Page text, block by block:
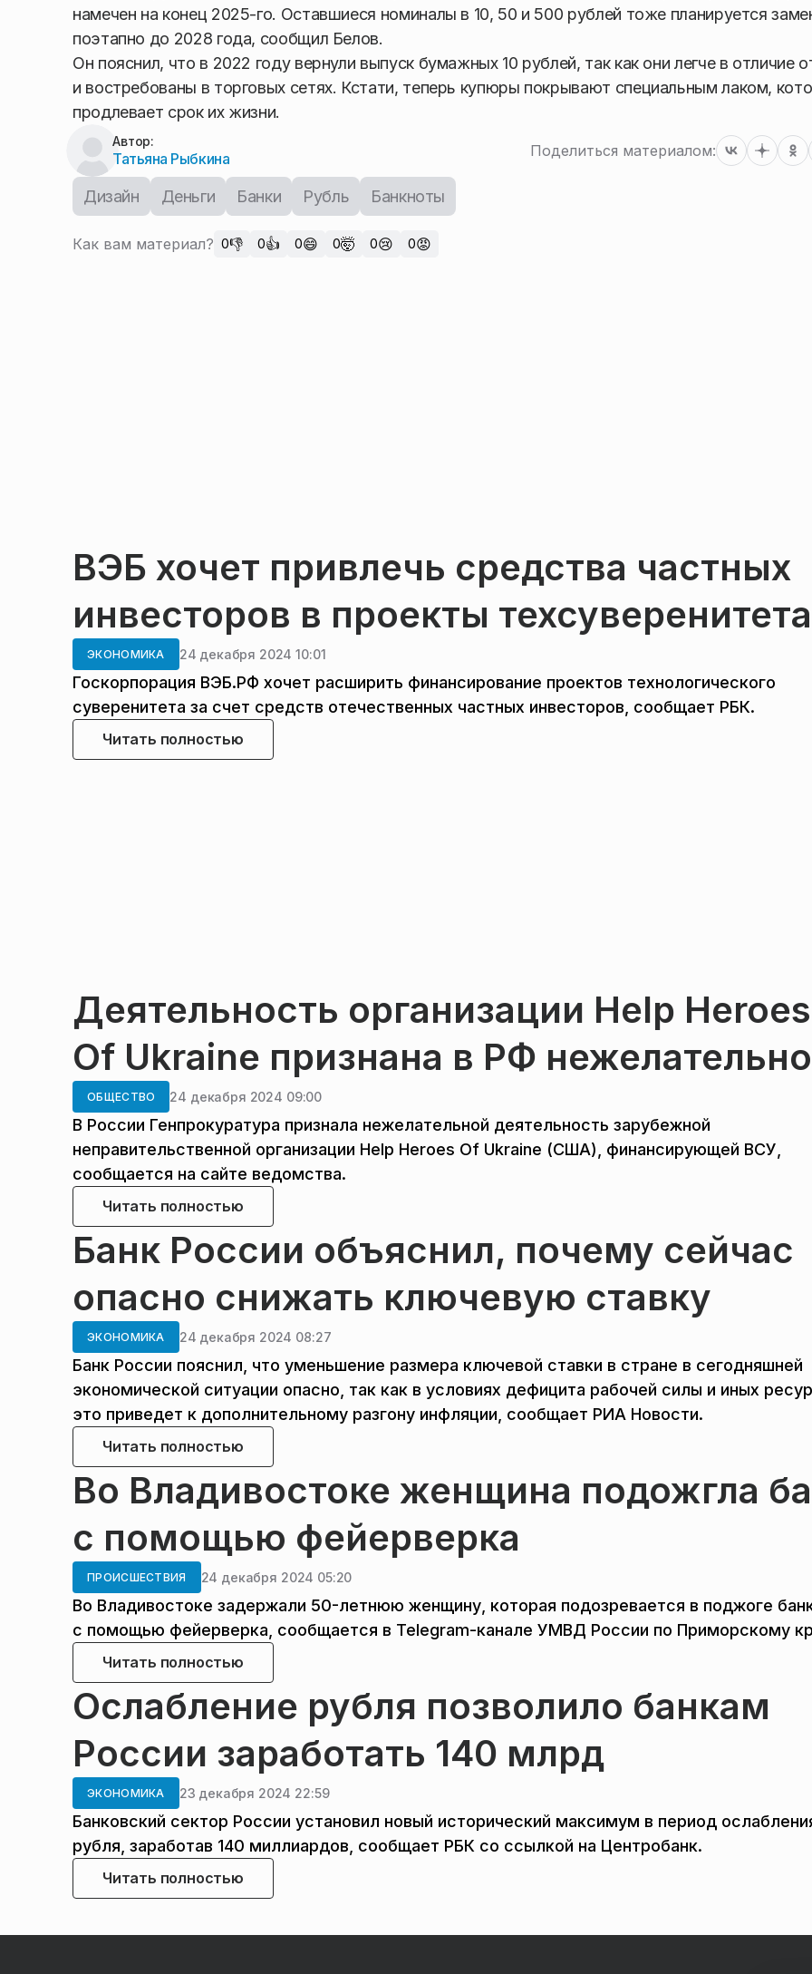
намечен на конец 2025-го. Оставшиеся номиналы в 10, 50 и 500 рублей тоже планируется
поэтапно до 2028 года, сообщил Белов.
Он пояснил, что в 2022 году вернули выпуск бумажных 10 рублей, так как они легче в отличие
и востребованы в торговых сетях. Кстати, теперь купюры покрывают специальным лаком,
продлевает срок их жизни.
Автор:
Татьяна Рыбкина Поделиться материалом:
Дизайн Деньги Банки Рубль Банкноты
Как вам материал? 0👎 0👍 0😄 0🤯 0😢 0😡
ВЭБ хочет привлечь средства частных
инвесторов в проекты техсуверенитета
ЭКОНОМИКА 24 декабря 2024 10:01
Госкорпорация ВЭБ.РФ хочет расширить финансирование проектов технологического
суверенитета за счет средств отечественных частных инвесторов, сообщает РБК.
Читать полностью
Деятельность организации Help Heroes
Of Ukraine признана в РФ
ОБЩЕСТВО 24 декабря 2024 09:00
В России Генпрокуратура признала нежелательной деятельность зарубежной
неправительственной организации Help Heroes Of Ukraine (США), финансирующей ВСУ,
сообщается на сайте ведомства.
Читать полностью
Банк России объяснил, почему сейчас
опасно снижать ключевую ставку
ЭКОНОМИКА 24 декабря 2024 08:27
Банк России пояснил, что уменьшение размера ключевой ставки в стране в сегодняшней
экономической ситуации опасно, так как в условиях дефицита рабочей силы и иных
это приведет к дополнительному разгону инфляции, сообщает РИА Новости.
Читать полностью
Во Владивостоке женщина подожгла
с помощью фейерверка
ПРОИСШЕСТВИЯ 24 декабря 2024 05:20
Во Владивостоке задержали 50-летнюю женщину, которая подозревается в поджоге
с помощью фейерверка, сообщается в Telegram-канале УМВД России по Приморскому
Читать полностью
Ослабление рубля позволило банкам
России заработать 140 млрд
ЭКОНОМИКА 23 декабря 2024 22:59
Банковский сектор России установил новый исторический максимум в период
рубля, заработав 140 миллиардов, сообщает РБК со ссылкой на Центробанк.
Читать полностью